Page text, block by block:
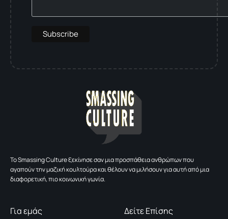
To Smassing Culture ξεκίνησε σαν μια προσπάθεια ανθρώπων που
αγαπούν την μαζική κουλτούρα και θέλουν να μιλήσουν για αυτή από μια
διαφορετική, πιο κοινωνική γωνία.
Για εμάς Δείτε Επίσης